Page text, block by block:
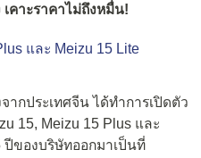
คาะราคาไม่ถึงหมื่น!
กประเทศจีน ได้ทำการเปิดตัว
15, Meizu 15 Plus และ
ปีของบริษัทออกมาเป็นที่